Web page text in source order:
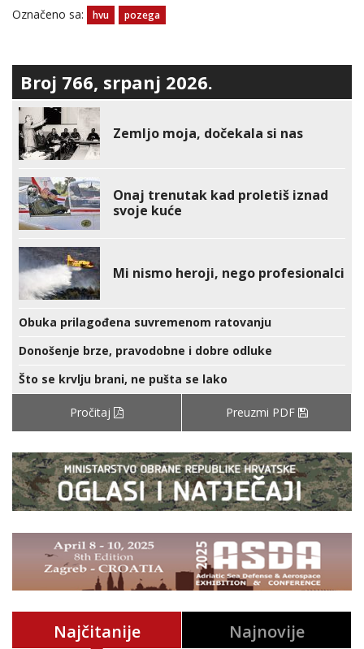
Označeno sa: hvu pozega
Broj 766, srpanj 2026.
Zemljo moja, dočekala si nas
Onaj trenutak kad proletiš iznad
svoje kuće
Mi nismo heroji, nego profesionalci
Obuka prilagođena suvremenom ratovanju
Donošenje brze, pravodobne i dobre odluke
Što se krvlju brani, ne pušta se lako
Pročitaj Preuzmi PDF
Najčitanije Najnovije